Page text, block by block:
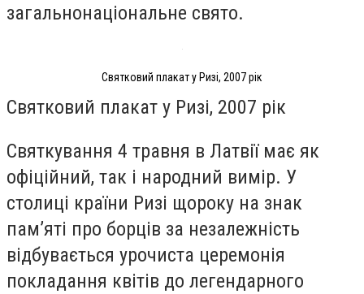
загальнонаціональне свято.
Святковий плакат у Ризі, 2007 рік
Святковий плакат у Ризі, 2007 рік
Святкування 4 травня в Латвії має як
офіційний, так і народний вимір. У
столиці країни Ризі щороку на знак
пам’яті про борців за незалежність
відбувається урочиста церемонія
покладання квітів до легендарного